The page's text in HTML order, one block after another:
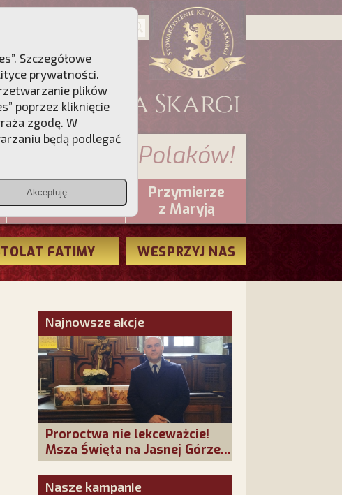
sumienia Polaków!
PCh24.pl
Przymierze
z Maryją
FATIMY WESPRZYJ NAS
Najnowsze akcje
Proroctwa nie lekceważcie!
Msza Święta na Jasnej Górze –
dziękujemy za Waszą
obecność!
Nasze kampanie
Szczegółowe
prywatności.
plików
poprzez kliknięcie
zgodę. W
będą podlegać
Akceptuję